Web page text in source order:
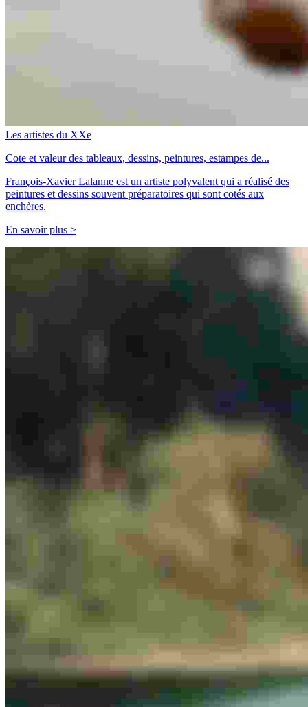
Les artistes du XXe
Cote et valeur des tableaux, dessins, peintures, estampes de...
François-Xavier Lalanne est un artiste polyvalent qui a réalisé des
peintures et dessins souvent préparatoires qui sont cotés aux
enchères.
En savoir plus >